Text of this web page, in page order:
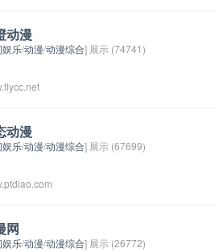
数字形式发布，并使用特定的应用程序或
行阅读。这种形式的漫画在近年来越来越
地进行阅读。
动漫
乐/动漫/动漫综合] 展示 (74741)
动漫
乐/动漫/动漫综合] 展示 (67699)
网
乐/动漫/动漫综合] 展示 (26772)